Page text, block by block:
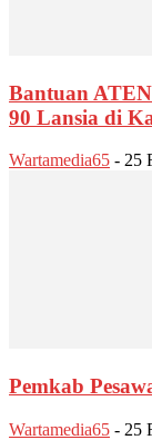
Bantuan
90 Lansia di
Wartamedia65 - 25
Pemkab
Wartamedia65 - 25